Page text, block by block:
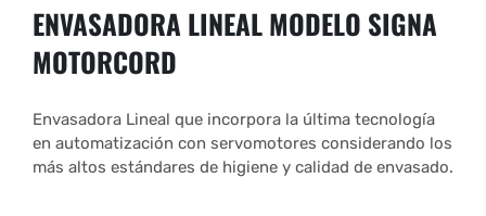
ENVASADORA LINEALMODELO SIGNA
MOTORCORD
Envasadora Lineal que incorpora la última tecnología
en automatización con servomotores considerando los
más altos estándares de higiene y calidad de envasado.